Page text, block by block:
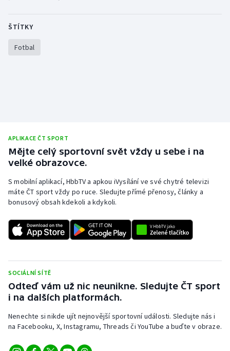
Plážový volejbal
Ragby
Sportovní střelba
Stolní tenis
Triatlon
Veslování
Volejbal
Ostatní
ŠTÍTKY
Fotbal
APLIKACE ČT SPORT
Mějte celý sportovní svět vždy u sebe i na
velké obrazovce.
S mobilní aplikací, HbbTV a apkou iVysílání ve své chytré televizi
máte ČT sport vždy po ruce. Sledujte přímé přenosy, články a
bonusový obsah kdekoli a kdykoli.
SOCIÁLNÍ SÍTĚ
Odteď vám už nic neunikne. Sledujte ČT sport
i na dalších platformách.
Nenechte si nikde ujít nejnovější sportovní události. Sledujte nás i
na Facebooku, X, Instagramu, Threads či YouTube a buďte v obraze.